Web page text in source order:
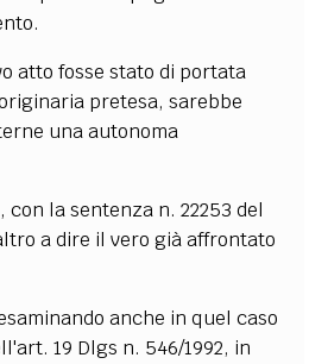
atto fosse stato di portata
pretesa, sarebbe
una autonoma
con la sentenza n. 22253 del
a dire il vero già affrontato
anche in quel caso
19 Dlgs n. 546/1992, in